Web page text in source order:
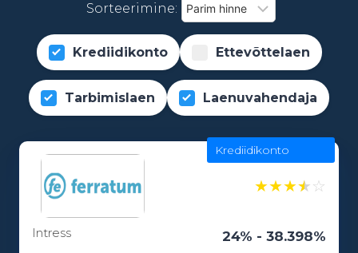
Sorteerimine:
Krediidikonto Ettevõttelaen
Tarbimislaen Laenuvahendaja
★★★★☆
Intress 24% - 38.398%
Krediidikonto